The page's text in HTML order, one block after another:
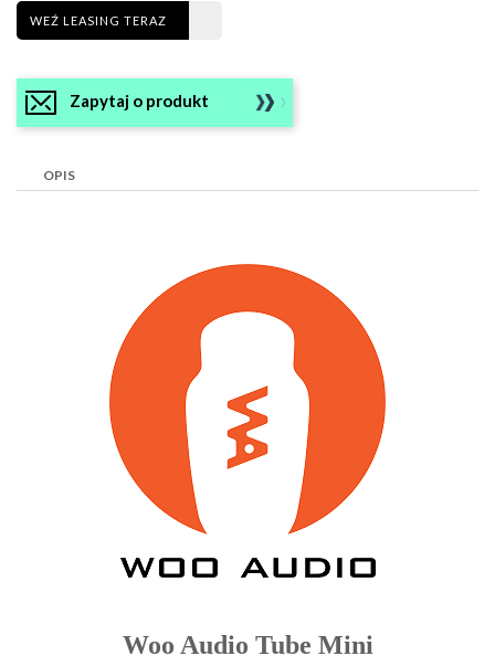
WEŹ LEASING TERAZ
Zapytaj o produkt
OPIS
Woo Audio Tube Mini